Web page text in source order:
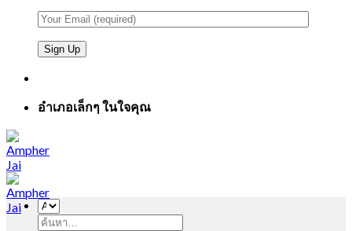
อำเภอเล็กๆ ในใจคุณ
ค้นหา: